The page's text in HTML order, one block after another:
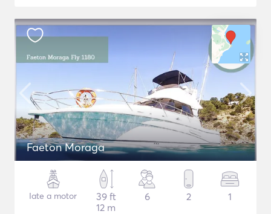
Faeton Moraga
Iate a motor
39 ft
12 m
6 2 1